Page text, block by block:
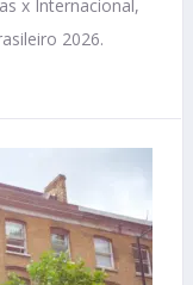
x Internacional,
2026.